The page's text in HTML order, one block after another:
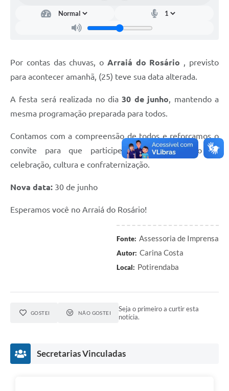
Por contas das chuvas, o Arraiá do Rosário , previsto
para acontecer amanhã, (25) teve sua data alterada.
A festa será realizada no dia30 de junho, mantendo a
mesma programação preparada para todos.
Contamos com a compreensão de todos e reforçamos o
convite para que participem desse momento de
celebração, cultura e confraternização.
Nova data: 30 de junho
Esperamos você no Arraiá do Rosário!
Fonte: Assessoria de Imprensa
Autor: Carina Costa
Local: Potirendaba
GOSTEI NÃO GOSTEI
Seja o primeiro a curtir esta
notícia.
Secretarias Vinculadas